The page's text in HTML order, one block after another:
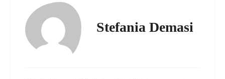
Stefania Demasi